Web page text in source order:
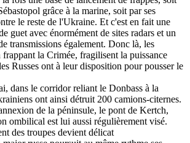
grâce à la marine, soit par ses
le reste de l'Ukraine. Et c'est en fait une
guet avec énormément de sites radars et un
transmissions également. Donc là, les
la Crimée, fragilisent la puissance
Russes ont à leur disposition pour pousser le
dans le corridor reliant le Donbass à la
ont ainsi détruit 200 camions-citernes.
de la péninsule, le pont de Kertch,
ombilical est lui aussi régulièrement visé.
des troupes devient délicat